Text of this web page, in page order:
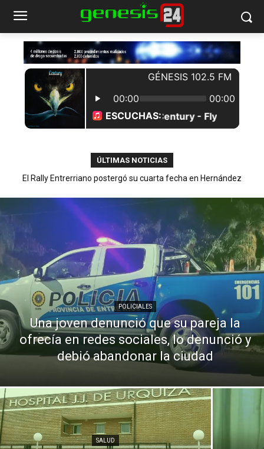
ÚLTIMAS NOTICIAS
El Rally Entrerriano postergó su cuarta fecha en Hernández
POLICIALES
Una joven denunció que su pareja la
ofrecía en redes sociales, lo denunció y
debió abandonar la ciudad
SALUD